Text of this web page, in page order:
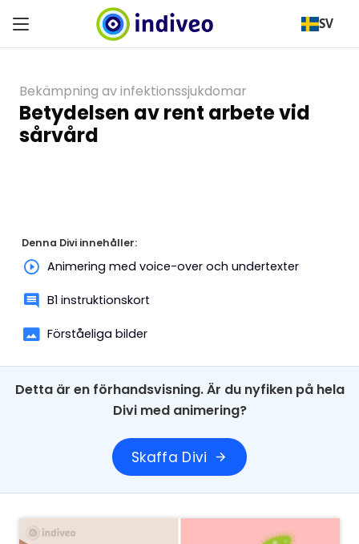
SV
Bekämpning av infektionssjukdomar
Betydelsen av rent arbete vid
sårvård
Denna Divi innehåller:
Animering med voice-over och undertexter
B1 instruktionskort
Förståeliga bilder
Detta är en förhandsvisning. Är du nyfiken på hela
Divi med animering?
Skaffa Divi arrow_forward